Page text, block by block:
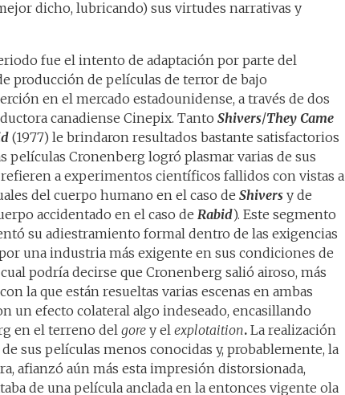
dicho, lubricando) sus virtudes narrativas y
fue el intento de adaptación por parte del
producción de películas de terror de bajo
en el mercado estadounidense, a través de dos
canadiense Cinepix. Tanto Shivers/They Came
(1977) le brindaron resultados bastante satisfactorios
películas Cronenberg logró plasmar varias de sus
a experimentos científicos fallidos con vistas a
del cuerpo humano en el caso de Shivers y de
accidentado en el caso de Rabid). Este segmento
su adiestramiento formal dentro de las exigencias
una industria más exigente en sus condiciones de
podría decirse que Cronenberg salió airoso, más
la que están resueltas varias escenas en ambas
un efecto colateral algo indeseado, encasillando
en el terreno del gore y el explotaition. La realización
de sus películas menos conocidas y, probablemente, la
afianzó aún más esta impresión distorsionada,
de una película anclada en la entonces vigente ola